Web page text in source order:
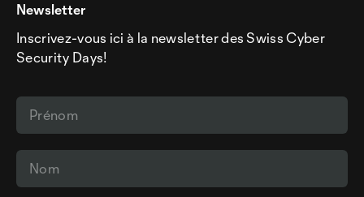
Newsletter
Inscrivez-vous ici à la newsletter des Swiss Cyber
Security Days!